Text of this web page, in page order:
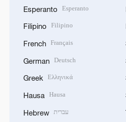
Esperanto Esperanto
Filipino Filipino
French Français
German Deutsch
Greek Ελληνικά
Hausa Hausa
Hebrew עברית